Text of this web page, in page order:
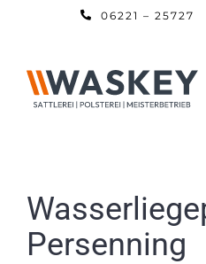
06221 – 25727
Persenning